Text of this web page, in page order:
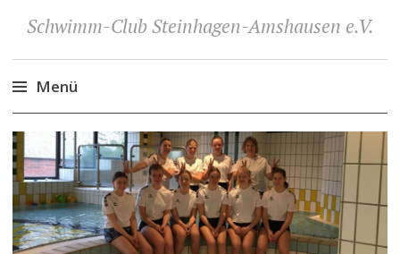
Schwimm-Club Steinhagen-Amshausen e.V.
Menü
Zum
Inhalt
springen